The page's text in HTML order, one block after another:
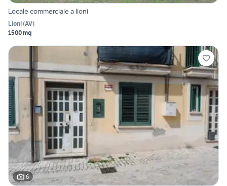
Locale commerciale a lioni
Lioni(AV)
1500 mq
6